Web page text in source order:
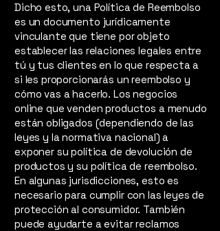
Dicho esto, una Política de Reembolso
es un documento jurídicamente
vinculante que tiene por objeto
establecer las relaciones legales entre
tú y tus clientes en lo que respecta a
si les proporcionarás un reembolso y
cómo vas a hacerlo. Los negocios
online que venden productos a menudo
están obligados (dependiendo de las
leyes y la normativa nacional) a
exponer su política de devolución de
productos y su política de reembolso.
En algunas jurisdicciones, esto es
necesario para cumplir con las leyes de
protección al consumidor. También
puede ayudarte a evitar reclamos